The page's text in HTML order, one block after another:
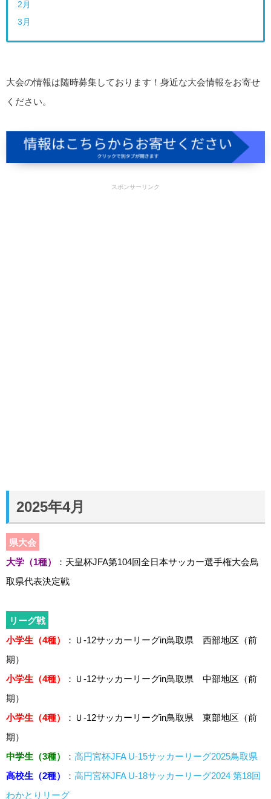
2月
3月
大会の情報は随時募集しております！身近な大会情報をお寄せ
ください。
スポンサーリンク
2025年4月
県大会
大学（1種）
：天皇杯JFA第104回全日本サッカー選手権大会鳥
取県代表決定戦
リーグ戦
小学生（4種）
：Ｕ-12サッカーリーグin鳥取県 西部地区（前
期）
小学生（4種）
：Ｕ-12サッカーリーグin鳥取県 中部地区（前
期）
小学生（4種）
：Ｕ-12サッカーリーグin鳥取県 東部地区（前
期）
中学生（3種）
： 高円宮杯JFA U-15サッカーリーグ2025鳥取県
高校生（2種）
： 高円宮杯JFA U-18サッカーリーグ2024 第18回
わかとりリーグ